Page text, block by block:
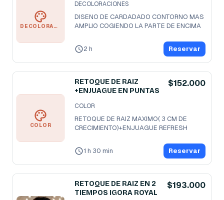
DECOLORACIONES
DECOLORACIONES
DISENO DE CARDADADO CONTORNO MAS
AMPLIO COGIENDO LA PARTE DE ENCIMA
2 h Reservar
COLOR
RETOQUE DE RAIZ
+ENJUAGUE EN PUNTAS
$152.000
COLOR
RETOQUE DE RAIZ MAXIMO( 3 CM DE
CRECIMIENTO)+ENJUAGUE REFRESH
1 h 30 min Reservar
RETOQUE DE RAIZ EN 2
TIEMPOS IGORA ROYAL
$193.000